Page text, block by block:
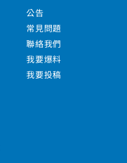
公告
常見問題
聯絡我們
我要爆料
我要投稿